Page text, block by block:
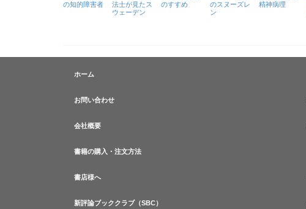
の知的障害者
法士が見たス
ウェーデン
のすすめ
のスヌーズレ
ン
精神病理
ホーム
お問い合わせ
会社概要
書籍の購入・注文方法
書店様へ
新評論ブッククラブ（SBC）